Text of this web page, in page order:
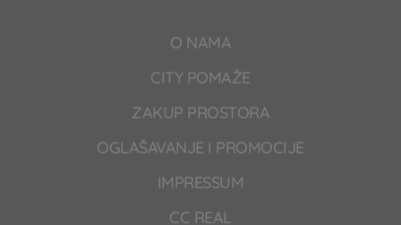
O NAMA
CITY POMAŽE
ZAKUP PROSTORA
OGLAŠAVANJE I PROMOCIJE
IMPRESSUM
CC REAL